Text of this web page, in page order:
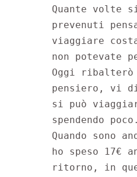
Quante volte
prevenuti
viaggiare
non potevate
Oggi
pensiero, vi
si può
spendendo poco.
Quando sono
ho speso 17€
ritorno, in